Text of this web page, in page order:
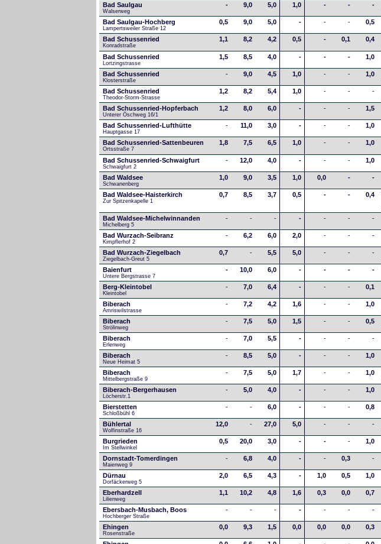
Bad Saulgau
Walserweg
- 9,0 5,0 1,0 - - -
Bad Saulgau-Hochberg
Lampertsweiler Straße 12
0,5 9,0 5,0 - - - 0,5
Bad Schussenried
Konradstraße
1,1 8,2 4,2 0,5 - 0,1 0,4
Bad Schussenried
Lortzingstrasse
1,5 8,5 4,0 - - - 1,0
Bad Schussenried
Klosterstraße
- 9,0 4,5 1,0 - - 1,0
Bad Schussenried
Theodor-Storm-Strasse
1,2 8,2 5,4 1,0 - - -
Bad Schussenried-Hopferbach
Unterer Öschweg 16/1
1,2 8,0 6,0 - - - 1,5
Bad Schussenried-Lufthütte
Hauptgasse 17
- 11,0 3,0 - - - 1,0
Bad Schussenried-Sattenbeuren
Ortsstraße 7
1,8 7,5 6,5 1,0 - - 1,0
Bad Schussenried-Schwaigfurt
Schwaigfurt 2
- 12,0 4,0 - - - 1,0
Bad Waldsee
Schwanenberg
1,0 9,0 3,5 1,0 0,0 - -
Bad Waldsee-Haisterkirch
Zur Spitzenkapelle 1
0,7 8,5 3,7 0,5 - - 0,4
Bad Waldsee-Michelwinnanden
Michelberg 5
- - - - - - -
Bad Wurzach-Seibranz
Kimpflerhof 2
- 6,2 6,0 2,0 - - -
Bad Wurzach-Ziegelbach
Ziegelbach-Greut 5
0,7 - 5,5 5,0 - - -
Baienfurt
Untere Bergstrasse 7
- 10,0 6,0 - - - -
Berg-Kleintobel
Kleintobel
- 7,0 6,4 - - - 0,1
Biberach
Amriswilstrasse
- 7,2 4,2 1,6 - - 1,0
Biberach
Strölinweg
- 7,5 5,0 1,5 - - 0,5
Biberach
Erlenweg
- 7,0 5,5 - - - -
Biberach
Neue Heimat 5
- 8,5 5,0 - - - 1,0
Biberach
Mittelbergstraße 9
- 7,5 5,0 1,7 - - 1,0
Biberach-Bergerhausen
Löcherstr.1
- 5,0 4,0 - - - 1,0
Bierstetten
Schloßbühl 6
- - 6,0 - - - 0,8
Bühlertal
Wolfinstraße 16
12,0 - 27,0 5,0 - - -
Burgrieden
Im Stellwinkel
0,5 20,0 3,0 - - - 1,0
Dornstadt-Tomerdingen
Maienweg 9
- 6,8 4,0 - - 0,3 -
Dürnau
Dorfäckerweg 5
2,0 6,5 4,3 - 1,0 0,5 1,0
Eberhardzell
Lilienweg
1,1 10,2 4,8 1,6 0,3 0,0 0,7
Ebersbach-Musbach, Boos
Hochberger Straße
- - - - - - -
Ehingen
Rosenstraße
0,0 9,3 1,5 0,0 0,0 0,0 0,3